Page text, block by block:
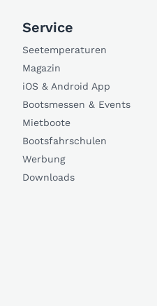
Service
Seetemperaturen
Magazin
iOS & Android App
Bootsmessen & Events
Mietboote
Bootsfahrschulen
Werbung
Downloads